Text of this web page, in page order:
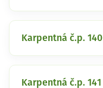
Karpentná č.p. 140
Karpentná č.p. 141